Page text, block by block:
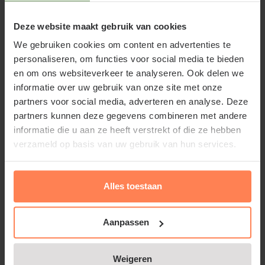
Deze website maakt gebruik van cookies
We gebruiken cookies om content en advertenties te
personaliseren, om functies voor social media te bieden
en om ons websiteverkeer te analyseren. Ook delen we
informatie over uw gebruik van onze site met onze
partners voor social media, adverteren en analyse. Deze
partners kunnen deze gegevens combineren met andere
informatie die u aan ze heeft verstrekt of die ze hebben
verzameld op basis van uw gebruik van hun services.
Alles toestaan
Aanpassen
Weigeren
is daarom vooral geschikt voor grotere tuinen en
openbaar groen. Het is een meerstammige struik,
die onopvallend bloeit in februari-maart. De
bloemen zijn geelgroen en verschijnen in de late
winter. Het geelgroene blad komt na de bloei aan de
geborsteld behaarde takken. In het najaar
verschijnen de eetbare hazelnoten. Het is een
gemakkelijke tuinplant, die geen bijzondere eisen
stelt.
Standplaats Corylus avellana 'Aurea'
Corylus avellana 'Aurea' staat het liefst op een wat
beschutte plaats in de zon of halfschaduw in een
normale, vochtige en doorlaatbare bodem.